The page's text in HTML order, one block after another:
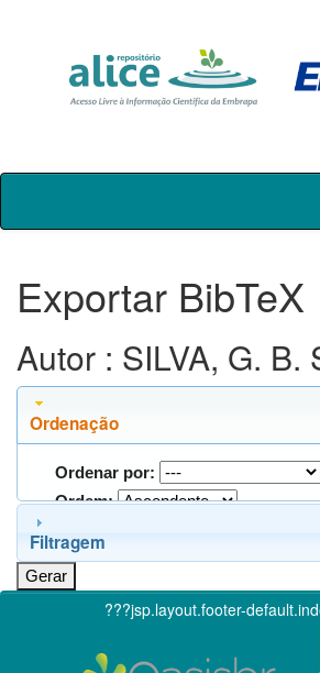
Skip
Exportar BibTeX
Autor : SILVA, G. B.
Ordenação
Ordenar por:
Ordem:
Filtragem
???jsp.layout.footer-